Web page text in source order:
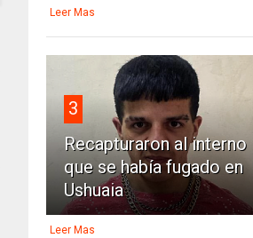
Leer Mas
3
Recapturaron al interno
que se había fugado en
Ushuaia
Leer Mas